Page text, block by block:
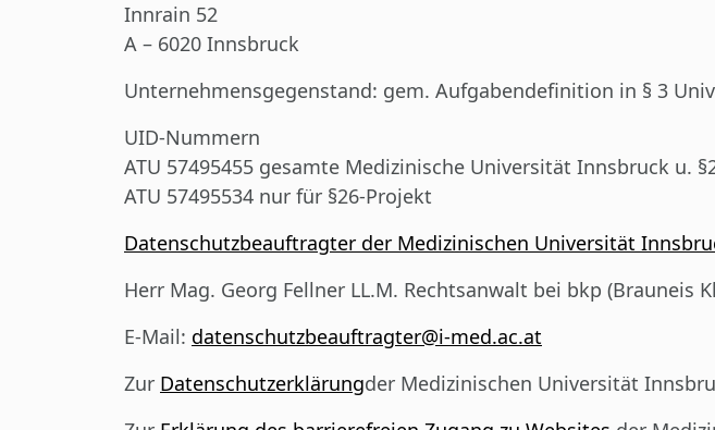
Innrain 52
A – 6020 Innsbruck
Unternehmensgegenstand: gem. Aufgabendefinition in § 3
UID-Nummern
ATU 57495455 gesamte Medizinische Universität Innsbruck u.
ATU 57495534 nur für §26-Projekt
Datenschutzbeauftragter der Medizinischen Universität
Herr Mag. Georg Fellner LL.M. Rechtsanwalt bei bkp (Brauneis
E-Mail: datenschutzbeauftragter@i-med.ac.at
Zur Datenschutzerklärungder Medizinischen Universität